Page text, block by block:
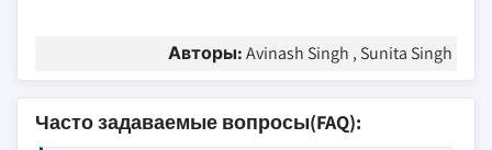
Авторы:Avinash Singh , Sunita Singh
Часто задаваемые вопросы(FAQ):